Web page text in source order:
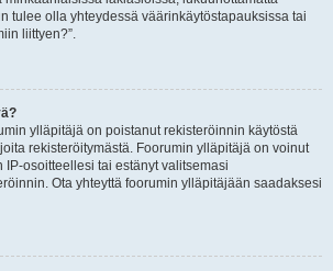
tulee olla yhteydessä väärinkäytöstapauksissa tai
liittyen?”.
ylläpitäjä on poistanut rekisteröinnin käytöstä
rekisteröitymästä. Foorumin ylläpitäjä on voinut
IP-osoitteellesi tai estänyt valitsemasi
Ota yhteyttä foorumin ylläpitäjään saadaksesi